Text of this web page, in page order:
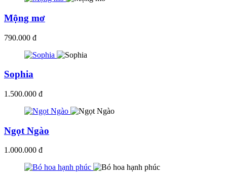
Mộng mơ
790.000 đ
Sophia
1.500.000 đ
Ngọt Ngào
1.000.000 đ